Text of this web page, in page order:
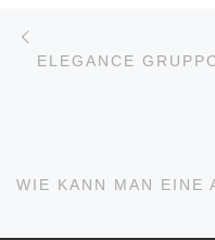
Vorheriger Beitrag